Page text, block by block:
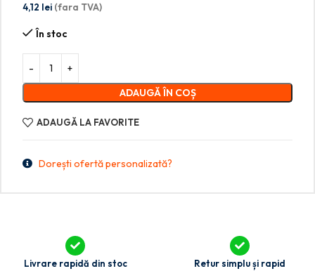
4,12 lei (fara TVA)
În stoc
ADAUGĂ ÎN COȘ
ADAUGĂ LA FAVORITE
Dorești ofertă personalizată?
Livrare rapidă din stoc Retur simplu și rapid